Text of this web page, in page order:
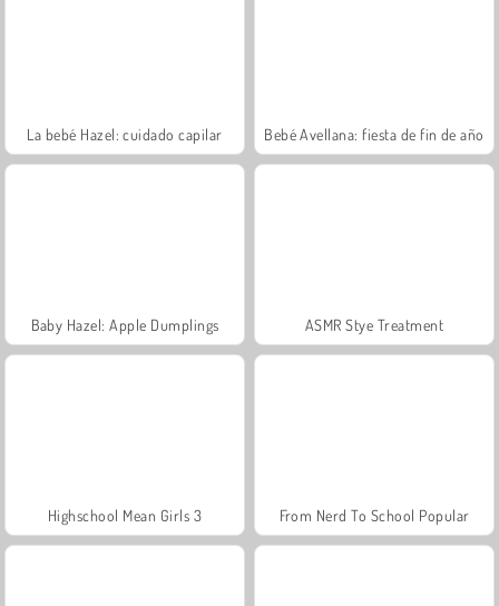
La bebé Hazel: cuidado capilar Bebé Avellana: fiesta de fin de año
Baby Hazel: Apple Dumplings ASMR Stye Treatment
Highschool Mean Girls 3 From Nerd To School Popular